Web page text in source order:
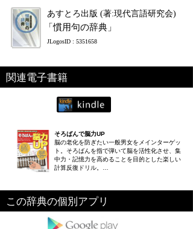
あすとろ出版 (著:現代言語研究会)
「慣用句の辞典」
JLogosID : 5351658
関連電子書籍
そろばんで脳力UP
脳の老化を防ぎたい一般男女をメインターゲッ
ト。そろばんを指で弾いて脳を活性化させ、集
中力・記憶力を高めることを目的とした楽しい
計算反復ドリル。…
この辞典の個別アプリ